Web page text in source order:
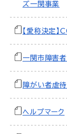
ズ一関事業
【愛称決定】
一関市障害
障がい者虐
ヘルプマーク